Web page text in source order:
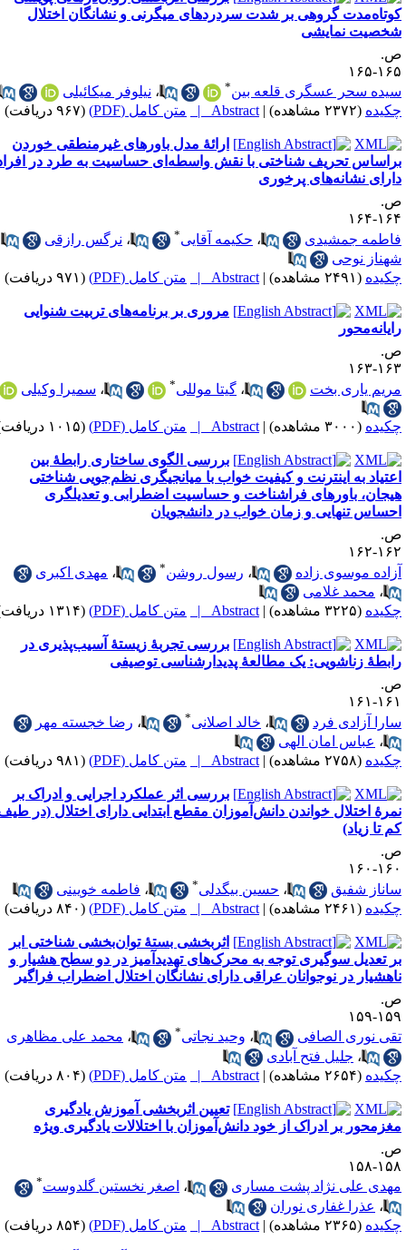
گروهی بر شدت سردردهای میگرنی و نشانگان اختلال
نمایشی
۱۶۵
سحر عسگری قلعه بین
،نیلوفر میکائیلی
(۲۳۷۲ مشاهده) |
Abstract | متن کامل (PDF) (۹۶۷ دریافت)
ارائهٔ مدل باورهای غیرمنطقی خوردن
تحریف شناختی با نقش واسطه‌ای حساسیت به طرد در افراد
نشانه‌های پرخوری
۱۶۴
جمشیدی
،حکیمه آقایی ،نرگس رازقی
،
نوحی
(۲۴۹۱ مشاهده) |
Abstract | متن کامل (PDF) (۹۷۱ دریافت)
مروری بر برنامه‌های تربیت شنوایی
۱۶۳
یاری بخت
،گیتا موللی ،سمیرا وکیلی
(۳۰۰۰ مشاهده) |
Abstract | متن کامل (PDF) (۱۰۱۵ دریافت)
بررسی الگوی ساختاری رابطهٔ بین
به اینترنت و کیفیت خواب با میانجیگری نظم‌جویی شناختی
باورهای فراشناخت و حساسیت اضطرابی و تعدیلگری
تنهایی و زمان خواب در دانشجویان
۱۶۲
موسوی زاده
،رسول روشن ،مهدی اکبری
،محمد غلامی
(۳۲۲۵ مشاهده) |
Abstract | متن کامل (PDF) (۱۳۱۴ دریافت)
بررسی تجربهٔ زیستهٔ آسیب‌پذیری در
زناشویی: یک مطالعهٔ پدیدارشناسی توصیفی
۱۶۱
آزادی فرد
،خالد اصلانی ،رضا خجسته مهر
،عباس امان الهی
(۲۷۵۸ مشاهده) |
Abstract | متن کامل (PDF) (۹۸۱ دریافت)
بررسی اثر عملکرد اجرایی و ادراک بر
اختلال خواندن دانش‌آموزان مقطع ابتدایی دارای اختلال (در طیف
تا زیاد)
۱۶۰
شفیق
،حسین بیگدلی ،فاطمه خویینی
(۲۴۶۱ مشاهده) |
Abstract | متن کامل (PDF) (۸۴۰ دریافت)
اثربخشی بستهٔ توان‌بخشی شناختی ابر
تعدیل سوگیری توجه به محرک‌های تهدیدآمیز در دو سطح هشیار و
در نوجوانان عراقی دارای نشانگان اختلال اضطراب فراگیر
۱۵۹
نوری الصافی
،وحید نجاتی ،محمد علی مظاهری
،جلیل فتح آبادی
(۲۶۵۴ مشاهده) |
Abstract | متن کامل (PDF) (۸۰۴ دریافت)
تعیین اثربخشی آموزش یادگیری
بر ادراک از خود دانش‌آموزان با اختلالات یادگیری ویژه
۱۵۸
علی نژاد پشت مساری
،اصغر نخستین گلدوست*
،عذرا غفاری نوران
(۲۳۶۵ مشاهده) |
Abstract | متن کامل (PDF) (۸۵۴ دریافت)